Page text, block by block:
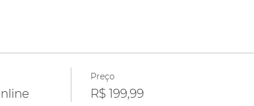
Preço
R$ 199,99